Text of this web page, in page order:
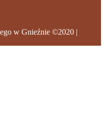
w Gnieźnie ©2020 |